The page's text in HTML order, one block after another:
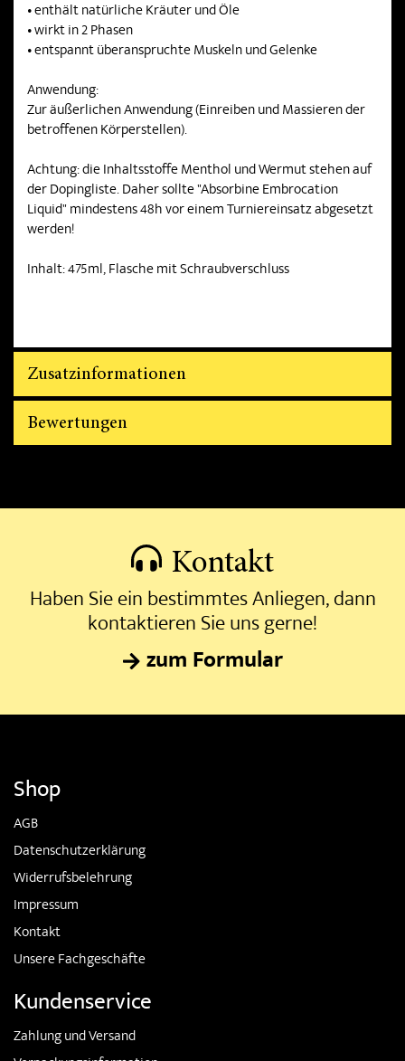
• enthält natürliche Kräuter und Öle
• wirkt in 2 Phasen
• entspannt überanspruchte Muskeln und Gelenke
Anwendung:
Zur äußerlichen Anwendung (Einreiben und Massieren der
betroffenen Körperstellen).
Achtung: die Inhaltsstoffe Menthol und Wermut stehen auf
der Dopingliste. Daher sollte "Absorbine Embrocation
Liquid" mindestens 48h vor einem Turniereinsatz abgesetzt
werden!
Inhalt: 475ml, Flasche mit Schraubverschluss
Zusatzinformationen
Bewertungen
Kontakt
Haben Sie ein bestimmtes Anliegen, dann
kontaktieren Sie uns gerne!
zum Formular
Shop
AGB
Datenschutzerklärung
Widerrufsbelehrung
Impressum
Kontakt
Unsere Fachgeschäfte
Kundenservice
Zahlung und Versand